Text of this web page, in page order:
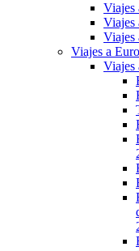
Viajes
Viajes
Viajes
Viajes a
Viajes